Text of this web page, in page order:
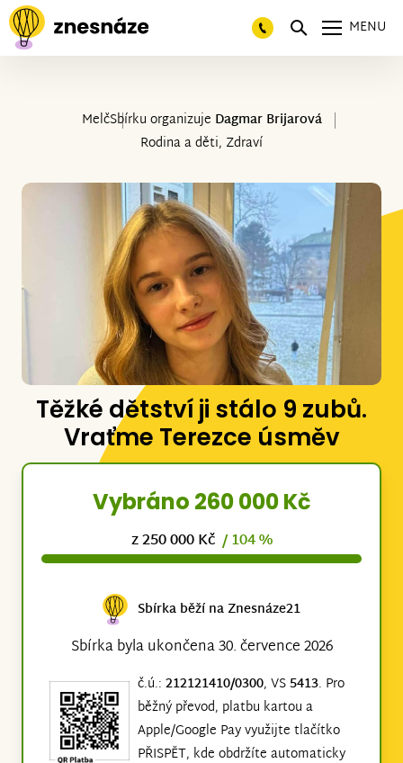
MENU
MelčSbírku organizuje Dagmar Brijarová
Rodina a děti, Zdraví
Těžké dětství ji stálo 9 zubů.
Vraťme Terezce úsměv
Vybráno 260 000 Kč
z 250 000 Kč / 104 %
Sbírka běží na Znesnáze21
Sbírka byla ukončena 30. července 2026
č.ú.: 212121410/0300, VS5413. Pro
běžný převod, platbu kartou a
Apple/Google Pay využijte tlačítko
PŘISPĚT, kde obdržíte automaticky